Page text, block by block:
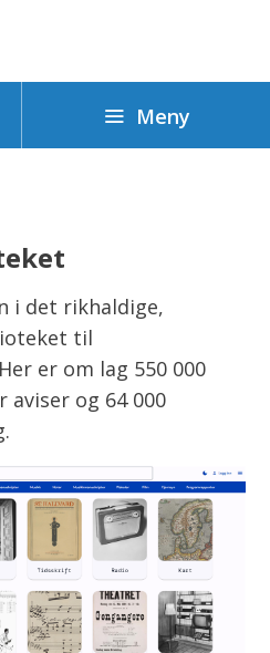
Meny
i det rikhaldige,
til
er om lag 550 000
aviser og 64 000